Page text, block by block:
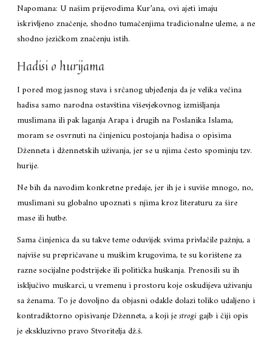
Napomana: U našim prijevodima Kur’ana, ovi ajeti imaju
iskrivljeno značenje, shodno tumačenjima tradicionalne uleme, a ne
shodno jezičkom značenju istih.
Hadisi o hurijama
I pored mog jasnog stava i srčanog ubjeđenja da je velika većina
hadisa samo narodna ostavština viševjekovnog izmišljanja
muslimana ili pak laganja Arapa i drugih na Poslanika Islama,
moram se osvrnuti na činjenicu postojanja hadisa o opisima
Dženneta i džennetskih uživanja, jer se u njima često spominju tzv.
hurije.
Ne bih da navodim konkretne predaje, jer ih je i suviše mnogo, no,
muslimani su globalno upoznati s njima kroz literaturu za šire
mase ili hutbe.
Sama činjenica da su takve teme oduvijek svima privlačile pažnju, a
najviše su prepričavane u muškim krugovima, te su korištene za
razne socijalne podstrijeke ili politička huškanja. Prenosili su ih
isključivo muškarci, u vremenu i prostoru koje oskudijeva uživanju
sa ženama. To je dovoljno da objasni odakle dolazi toliko udaljeno i
kontradiktorno opisivanje Dženneta, a koji jestrogi gajb i čiji opis
je ekskluzivno pravo Stvoritelja dž.š.